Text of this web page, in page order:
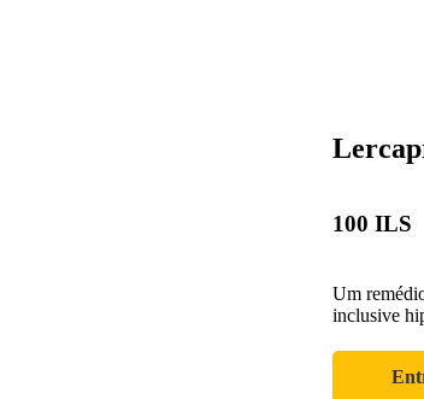
100 ILS
Um
inclusive